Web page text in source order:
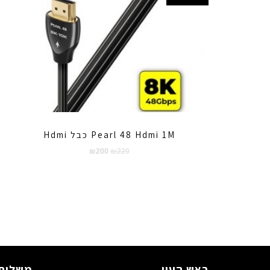
Pearl 48 Hdmi 1M כבל Hdmi
₪220
המחיר
₪ 200